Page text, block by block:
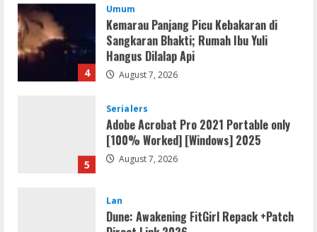
4
Umum
Kemarau Panjang Picu Kebakaran di
Sangkaran Bhakti; Rumah Ibu Yuli
Hangus Dilalap Api
August 7, 2026
5
Serialers
Adobe Acrobat Pro 2021 Portable only
[100% Worked] [Windows] 2025
August 7, 2026
Lan
Dune: Awakening FitGirl Repack +Patch